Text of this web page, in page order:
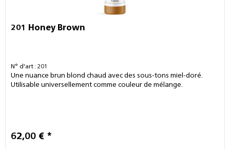
201 Honey Brown
N° d'art : 201
Une nuance brun blond chaud avec des sous-tons miel-doré.
Utilisable universellement comme couleur de mélange.
62,00 € *